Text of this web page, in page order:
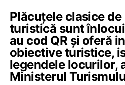
Plăcuțele clasice
turistică sunt
au cod QR și oferă
obiective turistice,
legendele locurilor,
Ministerul